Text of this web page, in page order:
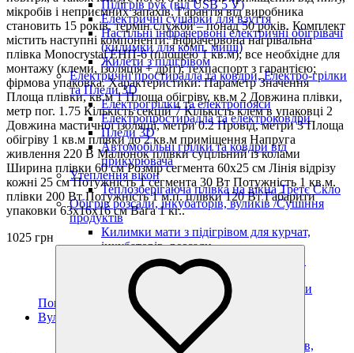
Підігрів рук (від USB 5 V)
Електричні сушарки для взуття
Настільні інфрачервоні електричні обігрівачі
(килимки для комп. миші)
Жилети з підігрівом
Електричні простирадла та ковдри, Електро-грілки
та Пледи 3D
Електрогрілки та електропояси
Електропростирадла та електроковдри
Пледи 3D
Автомобільні грілки та ковдри від
прикурювача
Утеплення вікон
Теплозберігаюча плівка на вікна Третє Скло
Обігрів розсади, інкубаторів, вуликів /Сушіння
продуктів
Килимки мати з підігрівом для курчат,
інкубаторів, розсади
Електричний обігрівач бджіл, вуликів
Monocrystal
Сушіння ягід, фруктів, овочів, пастили
Показати усі Обігрів та сушіння
Вуличний обігрів
Підвісні вуличні інфрачервоні обігрівачі
Антиобледеніння для дахів, зливоприймачів,
мікробів і неприємних запахів. Гарантія від виробника
становить 15 років, термін служби – понад 50 років. Комплект
містить наступні компоненти: інфрачервона нагрівальна
плівка Monocrystal ЕНП-6 (площею 1 кв.м); все необхідне для
монтажу (клеми, ізоляція + дріт); техпаспорт з гарантією;
фірмова упаковка. Характеристики: Параметр Значення
Площа плівки, кв.м 1 Площа обігріву, кв.м 2 Довжина плівки,
метр пог. 1.75 Кількість секцій 7 Кількість клем в упаковці 2
Довжина мастичної ізоляції, метри 0.2 Провід, метри 3 Площа
обігріву 1 кв.м плівки до 2 кв.м приміщення Напруга
живлення 220 В Малюнок плівки суцільний із колами
Ширина плівки 60 см Розмір сегмента 60х25 см Лінія відрізу
кожні 25 см Потужність 1 сегмента 30 Вт Потужність 1 кв.м.
плівки 200 Вт Потужність 1 м.п. плівки 120 Вт Габарити
упаковки 63х16х16 см Вага 1 кг..
1025 грн